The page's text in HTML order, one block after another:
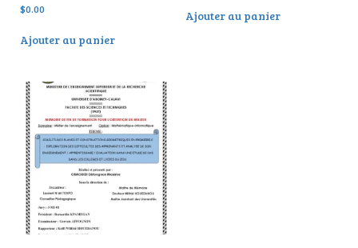
$0.00
Ajouter au panier
Ajouter au panier